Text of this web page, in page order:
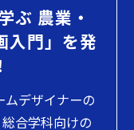
ぶ 農業・
入門」を発
ムデザイナーの
合学科向けの